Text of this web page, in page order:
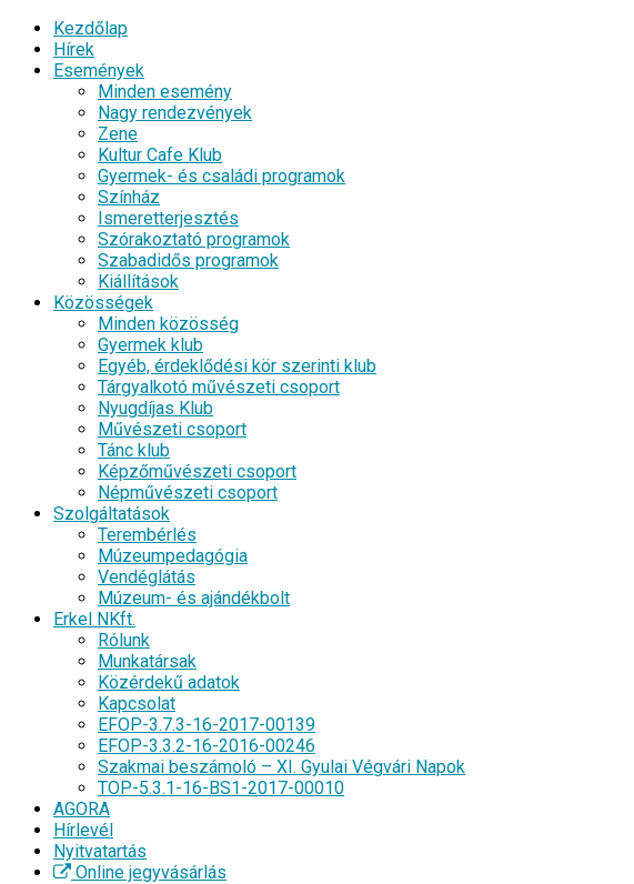
Kezdőlap
Hírek
Események
Minden esemény
Nagy rendezvények
Zene
Kultur Cafe Klub
Gyermek- és családi programok
Színház
Ismeretterjesztés
Szórakoztató programok
Szabadidős programok
Kiállítások
Közösségek
Minden közösség
Gyermek klub
Egyéb, érdeklődési kör szerinti klub
Tárgyalkotó művészeti csoport
Nyugdíjas Klub
Művészeti csoport
Tánc klub
Képzőművészeti csoport
Népművészeti csoport
Szolgáltatások
Terembérlés
Múzeumpedagógia
Vendéglátás
Múzeum- és ajándékbolt
Erkel NKft.
Rólunk
Munkatársak
Közérdekű adatok
Kapcsolat
EFOP-3.7.3-16-2017-00139
EFOP-3.3.2-16-2016-00246
Szakmai beszámoló – XI. Gyulai Végvári Napok
TOP-5.3.1-16-BS1-2017-00010
AGORA
Hírlevél
Nyitvatartás
Online jegyvásárlás